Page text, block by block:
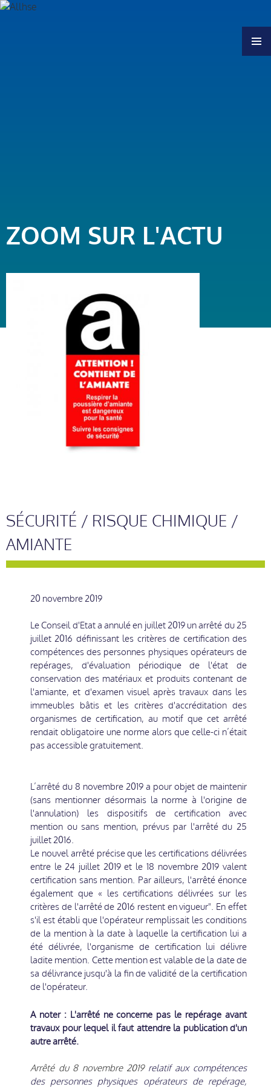
ZOOM SUR L'ACTU
SÉCURITÉ / RISQUE CHIMIQUE /
AMIANTE
20 novembre 2019
Le Conseil d'Etat a annulé en juillet 2019 un arrêté du 25
juillet 2016 définissant les critères de certification des
compétences des personnes physiques opérateurs de
repérages, d'évaluation périodique de l'état de
conservation des matériaux et produits contenant de
l'amiante, et d'examen visuel après travaux dans les
immeubles bâtis et les critères d'accréditation des
organismes de certification, au motif que cet arrêté
rendait obligatoire une norme alors que celle-ci n’était
pas accessible gratuitement.
L’arrêté du 8 novembre 2019 a pour objet de maintenir
(sans mentionner désormais la norme à l'origine de
l'annulation) les dispositifs de certification avec
mention ou sans mention, prévus par l'arrêté du 25
juillet 2016.
Le nouvel arrêté précise que les certifications délivrées
entre le 24 juillet 2019 et le 18 novembre 2019 valent
certification sans mention. Par ailleurs, l'arrêté énonce
également que « les certifications délivrées sur les
critères de l'arrêté de 2016 restent en vigueur". En effet
s'il est établi que l'opérateur remplissait les conditions
de la mention à la date à laquelle la certification lui a
été délivrée, l'organisme de certification lui délivre
ladite mention. Cette mention est valable de la date de
sa délivrance jusqu'à la fin de validité de la certification
de l'opérateur.
A noter : L'arrêté ne concerne pas le repérage avant
travaux pour lequel il faut attendre la publication d'un
autre arrêté.
Arrêté du 8 novembre 2019relatif aux compétences
des personnes physiques opérateurs de repérage,